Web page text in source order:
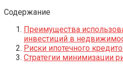
Содержание
Преимущества
инвестиций в
Риски ипотечного
Стратегии минимизации